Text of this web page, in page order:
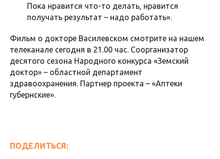
Пока нравится что-то делать, нравится
получать результат – надо работать».
Фильм о докторе Василевском смотрите на нашем
телеканале сегодня в 21.00 час. Соорганизатор
десятого сезона Народного конкурса «Земский
доктор» – областной департамент
здравоохранения. Партнер проекта – «Аптеки
губернские».
ПОДЕЛИТЬСЯ: